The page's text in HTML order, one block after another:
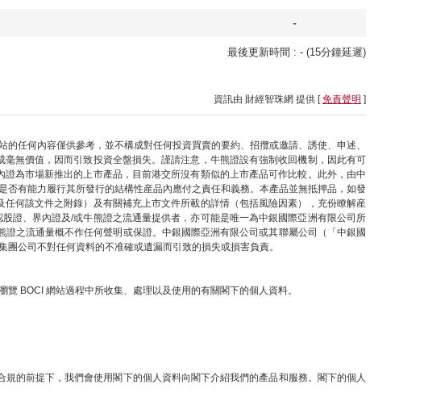
-
最後更新時間 : - (15分鐘延遲)
資訊由 財經智珠網 提供 [免責聲明 ]
任何內容僅供參考，並不構成對任何投資買賣的要約、招攬或邀請、誘使、申述、
無價值，因而引致投資全盤損失。謹請注意，牛熊證設有強制收回機制，因此有可
為市場新推出的上市產品，目前港交所沒有類似的上市產品可作比較。此外，由中
有能力履行其所發行的結構性産品內應付之責任和義務。本產品並無抵押品，如發
何該文件之附錄）及有關補充上市文件所載的詳情（包括風險因素），充份瞭解産
證、界內證及/或牛熊證之流通量提供者，亦可能是唯一為中銀國際亞洲有限公司所
之流通量概不作任何聲明或保證。中銀國際亞洲有限公司或其聯屬公司（「中銀國
公司不對任何資料的不准確或遺漏而引致的損失或損害負責。
BOCI 網站過程中所收集、處理以及使用的有關閣下的個人資料。
的前提下，我們會使用閣下的個人資料向閣下介紹我們的產品和服務。閣下的個人